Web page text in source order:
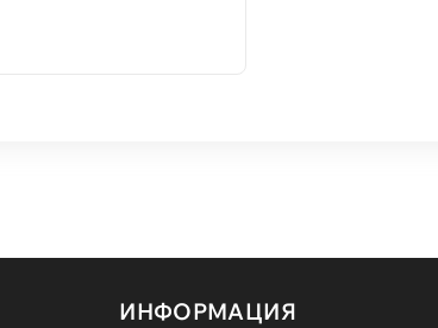
ИНФОРМАЦИЯ